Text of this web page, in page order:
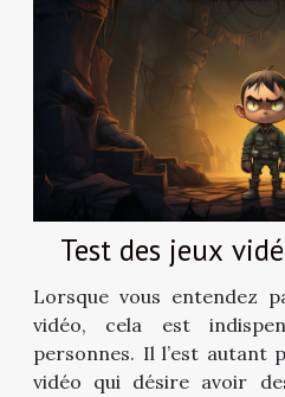
Test des jeux
Lorsque vous entendez
vidéo, cela est
personnes. Il l’est autant
vidéo qui désire avoir